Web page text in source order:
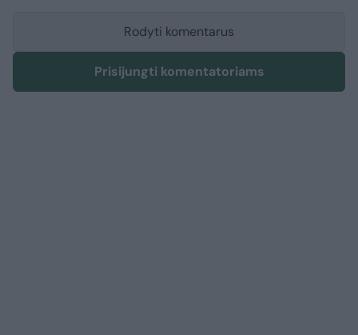
Rodyti komentarus
Prisijungti komentatoriams